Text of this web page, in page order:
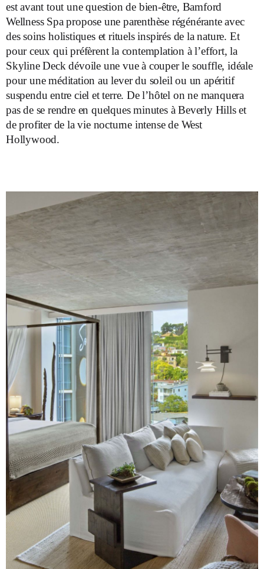
est avant tout une question de bien-être, Bamford
Wellness Spa propose une parenthèse régénérante avec
des soins holistiques et rituels inspirés de la nature. Et
pour ceux qui préfèrent la contemplation à l’effort, la
Skyline Deck dévoile une vue à couper le souffle, idéale
pour une méditation au lever du soleil ou un apéritif
suspendu entre ciel et terre. De l’hôtel on ne manquera
pas de se rendre en quelques minutes à Beverly Hills et
de profiter de la vie nocturne intense de West
Hollywood.